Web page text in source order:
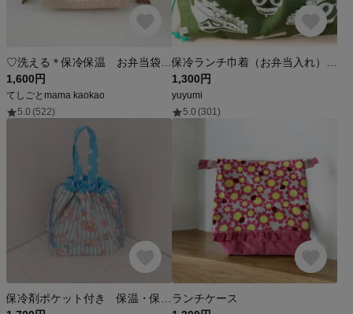
1,600円
てしごとmama kaokao
5.0 (522)
1,300円
yuyumi
5.0 (301)
ランチケース